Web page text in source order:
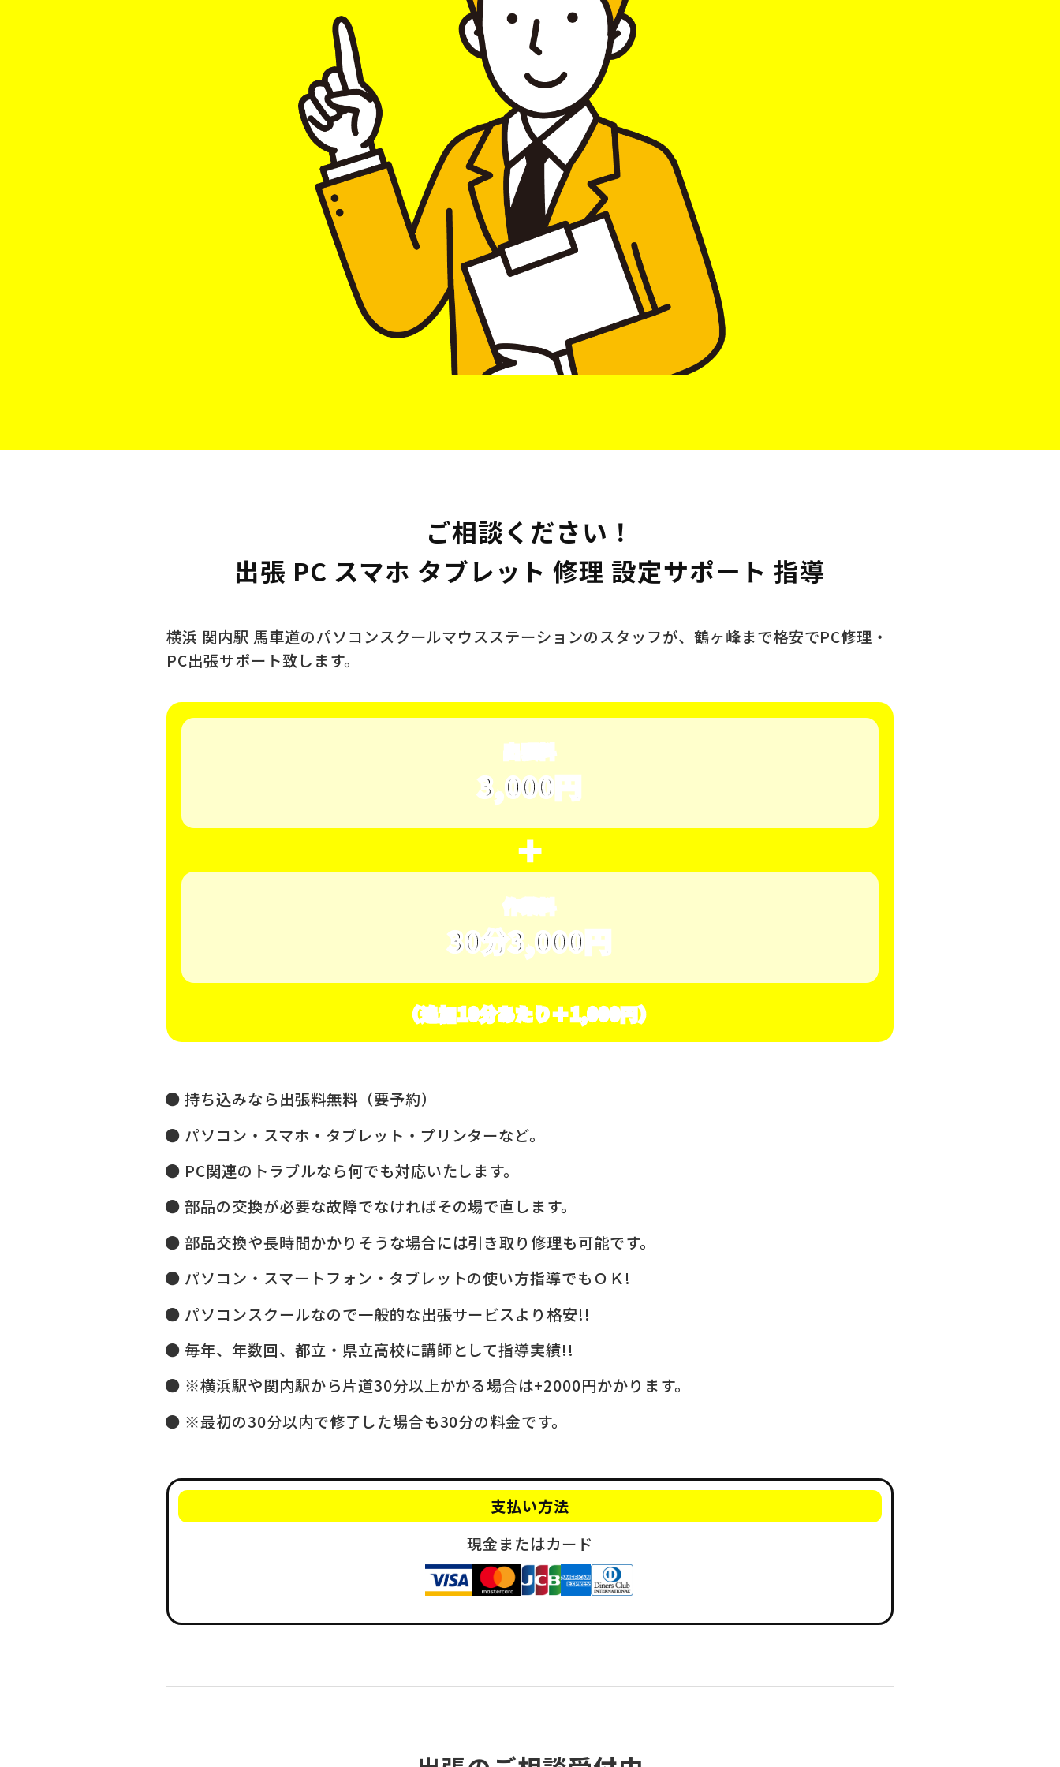
ご相談ください！
出張 PC スマホ タブレット 修理 設定サポート 指導
横浜 関内駅 馬車道のパソコンスクールマウスステーションのスタッフが、 鶴ヶ峰まで格安でPC修理・
PC出張サポート致します。
出張料
3,000円
＋
作業料
30分3,000円
（追加10分あたり＋1,000円）
持ち込みなら出張料無料（要予約）
パソコン・スマホ・タブレット・プリンターなど。
PC関連のトラブルなら何でも対応いたします。
部品の交換が必要な故障でなければその場で直します。
部品交換や長時間かかりそうな場合には引き取り修理も可能です。
パソコン・スマートフォン・タブレットの使い方指導でもＯＫ!
パソコンスクールなので一般的な出張サービスより格安!!
毎年、年数回、都立・県立高校に講師として指導実績!!
※横浜駅や関内駅から片道30分以上かかる場合は+2000円かかります。
※最初の30分以内で修了した場合も30分の料金です。
支払い方法
現金またはカード